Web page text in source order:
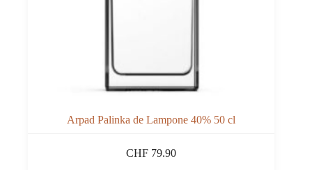
Arpad Palinka de Lampone 40% 50 cl
CHF 79.90